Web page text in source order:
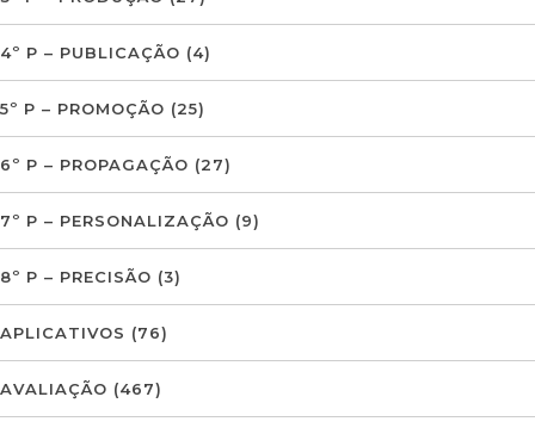
4º P – PUBLICAÇÃO (4)
5º P – PROMOÇÃO (25)
6º P – PROPAGAÇÃO (27)
7º P – PERSONALIZAÇÃO (9)
8º P – PRECISÃO (3)
APLICATIVOS (76)
AVALIAÇÃO (467)